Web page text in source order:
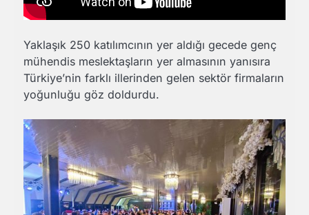
Yaklaşık 250 katılımcının yer aldığı gecede genç
mühendis meslektaşların yer almasının yanısıra
Türkiye’nin farklı illerinden gelen sektör firmaların
yoğunluğu göz doldurdu.